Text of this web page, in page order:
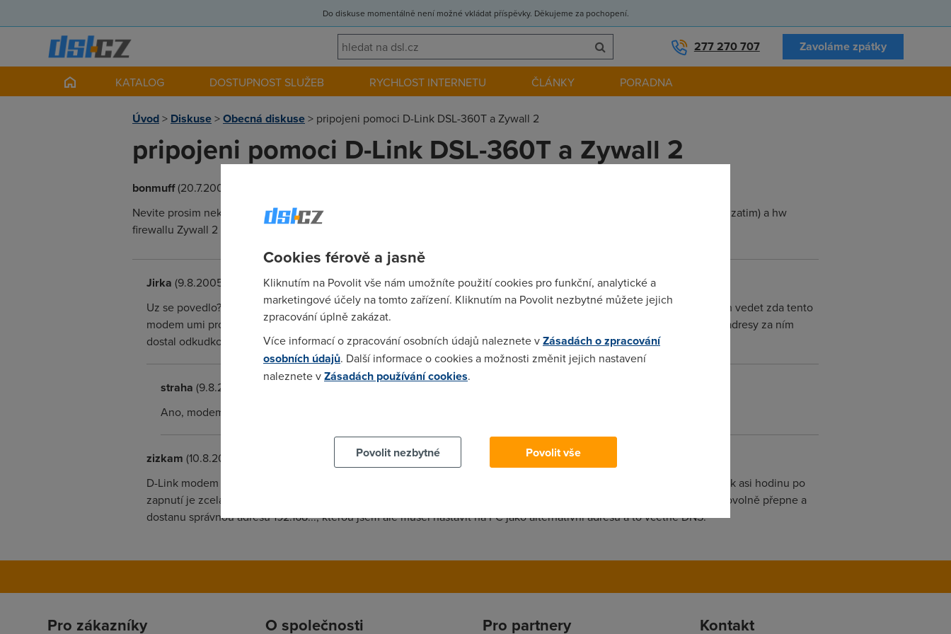
Do diskuse momentálně není možné vkládat příspěvky. Děkujeme za pochopení.
277 270 707 Zavoláme zpátky
KATALOG DOSTUPNOST SLUŽEB RYCHLOST INTERNETU ČLÁNKY PORADNA
Úvod> Diskuse>Obecná diskuse> pripojeni pomoci D-Link DSL-360T a Zywall 2
pripojeni pomoci D-Link DSL-360T a Zywall 2
bonmuff(20.7.2005 01:45:48)
Nevite prosim nekdo jak nakonfigurovat pripojeni k internetu pomoci modemu D-Link DSL-360T (sluzba Internet Express, zatim) a hw
firewallu Zywall 2 , ktery chci vyuzit k vytvoreni male domaci LANky? Nejak mi to nejde a nejde...
Jirka (9.8.2005 12:16:56)
Uz se povedlo? Uvazuju okoupi tohoto modemu na Internet expres spolecne s routrem Asus WL500G. Potreboval bych vedet zda tento
modem umi propustit IP adresu od providera(Telecom) az na ten router. Zkratka abych se na ten router, popř. i na další adresy za ním
dostal odkudkoliv z internetu.Jestli jsi neco takoveho zkousel tak díky za odpověď.
straha (9.8.2005 12:39:11)
Ano, modem preda IP adresu od poskytovatele pocitaci (nebo routeru) za nim pokud si o to pozada pres DHCP.
zizkam (10.8.2005 09:54:42)
D-Link modem vůbec nedoporučuji ke koupi. Nějak na něm nefunguje DHCP. Přestože mám vše správně nastaveno, tak asi hodinu po
zapnutí je zcela průchozí a v TCP/IP se mi PC nastaví stejná adresa jako má modem ve WAN. Cca po hodině se to samovolně přepne a
dostanu správnou adresu 192.168..., kterou jsem ale musel nastavit na PC jako alternativní adresu a to včetně DNS.
Pro zákazníky O společnosti Pro partnery Kontakt
Cookies férově a jasně
Kliknutím na Povolit vše nám umožníte použití cookies pro funkční, analytické a
marketingové účely na tomto zařízení. Kliknutím na Povolit nezbytné můžete jejich
zpracování úplně zakázat.
Více informací o zpracování osobních údajů naleznete vZásadách o zpracování
osobních údajů. Další informace o cookies a možnosti změnit jejich nastavení
naleznete vZásadách používání cookies.
Povolit nezbytné
Povolit vše